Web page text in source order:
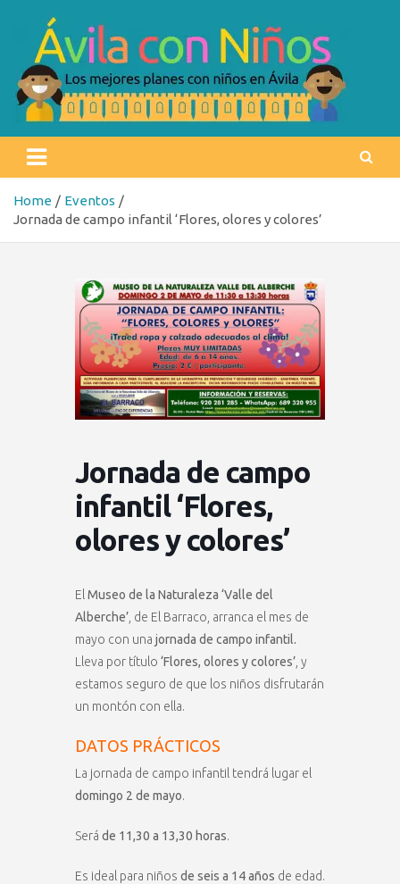
content
Ávila con niños
Home
Eventos
Jornada de campo infantil ‘Flores, olores y colores’
Jornada de campo
infantil ‘Flores,
olores y colores’
El Museo de la Naturaleza ‘Valle del
Alberche’ , de El Barraco, arranca el mes de
mayo con una jornada de campo infantil.
Lleva por título ‘Flores, olores y colores’ , y
estamos seguro de que los niños disfrutarán
un montón con ella.
DATOS PRÁCTICOS
La jornada de campo infantil tendrá lugar el
domingo 2 de mayo.
Será de 11,30 a 13,30 horas.
Es ideal para niños de seis a 14 años de edad.